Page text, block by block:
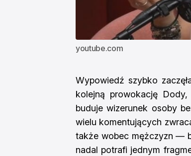
youtube.com
Wypowiedź szybko
kolejną prowokację
buduje wizerunek osoby
wielu komentujących
także wobec mężczyzn —
nadal potrafi jednym